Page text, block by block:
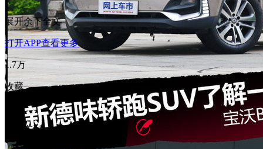
展开余下全文
打开APP查看更多
1.7万
收藏
相关车型